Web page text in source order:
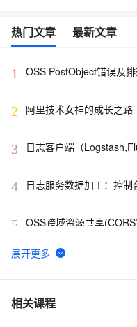
热门文章 最新文章
1 OSS PostObject错误及
2 阿里技术女神的成长之路
3 日志客户端（
4 日志服务数据加工：控制
5 OSS跨域资源共享
6
开放分布式追踪（
7 使用阿里云极速型NAS构
相关课程